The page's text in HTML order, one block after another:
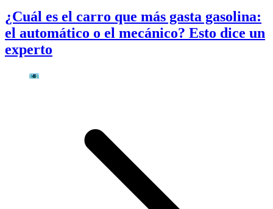
¿Cuál es el carro que más gasta gasolina:
el automático o el mecánico? Esto dice un
experto